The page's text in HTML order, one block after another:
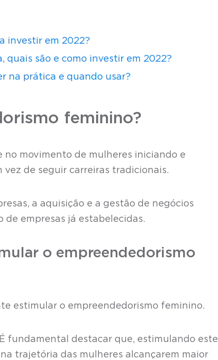
investir em 2022?
quais são e como investir em 2022?
na prática e quando usar?
feminino?
movimento de mulheres iniciando e
vez de seguir carreiras tradicionais.
a aquisição e a gestão de negócios
de empresas já estabelecidas.
o empreendedorismo
estimular o empreendedorismo feminino.
fundamental destacar que, estimulando este
trajetória das mulheres alcançarem maior